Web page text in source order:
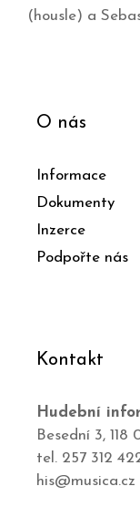
(housle) a
O nás
Informace
Dokumenty
Inzerce
Podpořte nás
Kontakt
Hudební
Besední 3, 118
tel. 257 312
his@musica.cz